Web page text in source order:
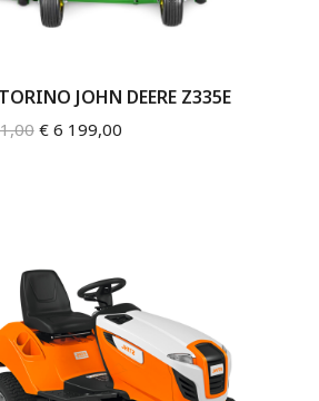
JOHN DEERE Z335E
€6 199,00